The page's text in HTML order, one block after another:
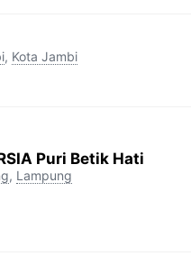
, Kota Jambi
Puri Betik Hati
, Lampung